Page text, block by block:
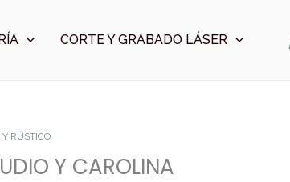
CORTE Y GRABADO LÁSER
RÚSTICO
Y CAROLINA